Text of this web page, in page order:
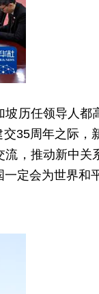
历任领导人都
35周年之际，
，推动新中关
定会为世界和